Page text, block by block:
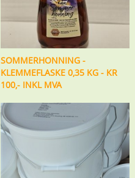
SOMMERHONNING -
KLEMMEFLASKE 0,35 KG - KR
100,- INKL MVA